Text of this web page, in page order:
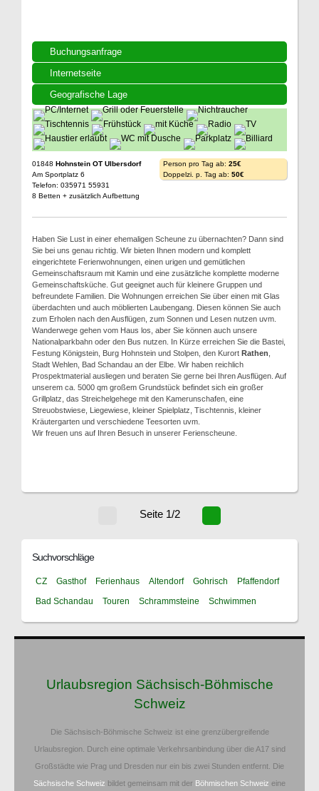
Buchungsanfrage
Internetseite
Geografische Lage
01848 Hohnstein OT Ulbersdorf
Am Sportplatz 6
Telefon: 035971 55931
8 Betten + zusätzlich Aufbettung
Person pro Tag ab: 25€
Doppelzi. p. Tag ab: 50€
Haben Sie Lust in einer ehemaligen Scheune zu übernachten? Dann sind
Sie bei uns genau richtig. Wir bieten Ihnen modern und komplett
eingerichtete Ferienwohnungen, einen urigen und gemütlichen
Gemeinschaftsraum mit Kamin und eine zusätzliche komplette moderne
Gemeinschaftsküche. Gut geeignet auch für kleinere Gruppen und
befreundete Familien. Die Wohnungen erreichen Sie über einen mit Glas
überdachten und auch möblierten Laubengang. Diesen können Sie auch
zum Erholen nach den Ausflügen, zum Sonnen und Lesen nutzen uvm.
Wanderwege gehen vom Haus los, aber Sie können auch unsere
Nationalparkbahn oder den Bus nutzen. In Kürze erreichen Sie die Bastei,
Festung Königstein, Burg Hohnstein und Stolpen, den Kurort Rathen
Stadt Wehlen, Bad Schandau an der Elbe. Wir haben reichlich
Prospektmaterial ausliegen und beraten Sie gerne bei Ihren Ausflügen. Auf
unserem ca. 5000 qm großem Grundstück befindet sich ein großer
Grillplatz, das Streichelgehege mit den Kamerunschafen, eine
Streuobstwiese, Liegewiese, kleiner Spielplatz, Tischtennis, kleiner
Kräutergarten und verschiedene Teesorten uvm.
Wir freuen uns auf Ihren Besuch in unserer Ferienscheune.
Seite 1/2
Suchvorschläge
CZ Gasthof Ferienhaus Altendorf Gohrisch
Pfaffendorf
Bad Schandau
Touren Schrammsteine Schwimmen
Urlaubsregion Sächsisch-Böhmische
Schweiz
Die Sächsisch-Böhmische Schweiz ist eine grenzübergreifende
Urlaubsregion. Durch eine optimale Verkehrsanbindung über die A17 sind
Großstädte wie Prag und Dresden nur ein bis zwei Stunden entfernt. Die
Sächsische Schweiz bildet gemeinsam mit der Böhmischen Schweiz eine